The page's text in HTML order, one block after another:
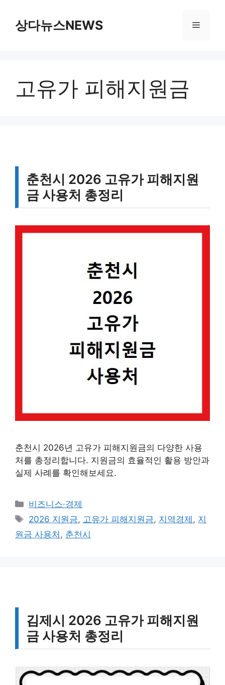
상다뉴스NEWS 메
고유가 피해지원금
춘천시 2026 고유가 피해지원
금 사용처 총정리
춘천시 2026년 고유가 피해지원금의 다양한 사용
처를 총정리합니다. 지원금의 효율적인 활용 방안과
실제 사례를 확인해보세요.
카
테
리
비즈니스·경제
태
그
2026 지원금, 고유가 피해지원금, 지역경제 , 지
원금 사용처 , 춘천시
김제시 2026 고유가 피해지원
금 사용처 총정리